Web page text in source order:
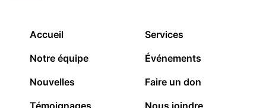
Accueil
Notre équipe
Nouvelles
Services
Événements
Faire un don